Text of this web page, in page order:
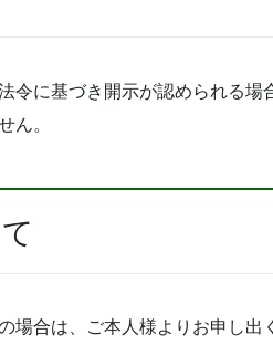
令に基づき開示が認められる場
ん。
場合は、ご本人様よりお申し出